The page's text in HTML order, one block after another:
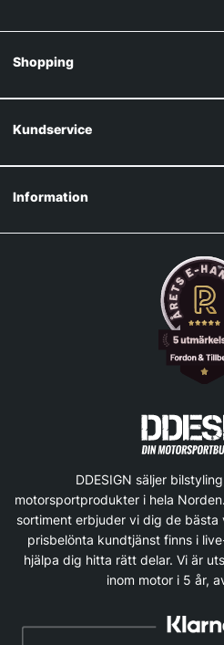
Shopping
Kundservice
Information
DDESIGN säljer
motorsportprodukter i hela
sortiment erbjuder vi dig de bästa
prisbelönta kundtjänst finns i
hjälpa dig hitta rätt delar. Vi är
inom motor i 5 år,